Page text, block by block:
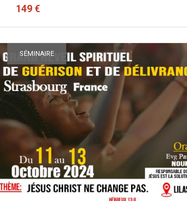
149 €
SÉMINAIRE